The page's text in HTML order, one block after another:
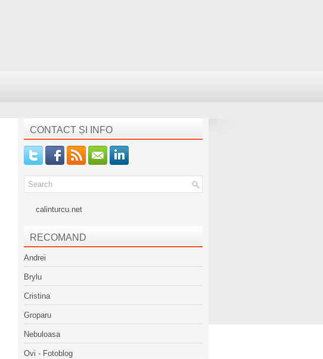
CONTACT ȘI INFO
calinturcu.net
RECOMAND
Andrei
Brylu
Cristina
Groparu
Nebuloasa
Ovi - Fotoblog